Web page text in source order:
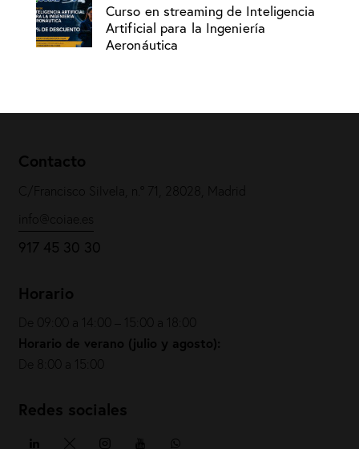
Curso en streaming de Inteligencia
Artificial para la Ingeniería
Aeronáutica
Contacto
C/Francisco Silvela, n.º 71, 28028, Madrid
917 45 30 30
Horario
De 09:00 a 14:00 – 15:00 a 18:00
Horario de verano (julio y agosto):
De 8:00 a 15:00
Redes sociales